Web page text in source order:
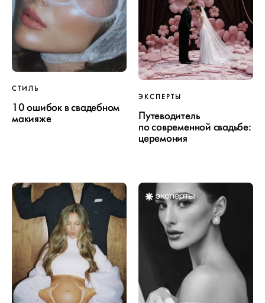
СТИЛЬ
10 ошибок в свадебном
макияже
ЭКСПЕРТЫ
Путеводитель
по современной свадьбе:
церемония